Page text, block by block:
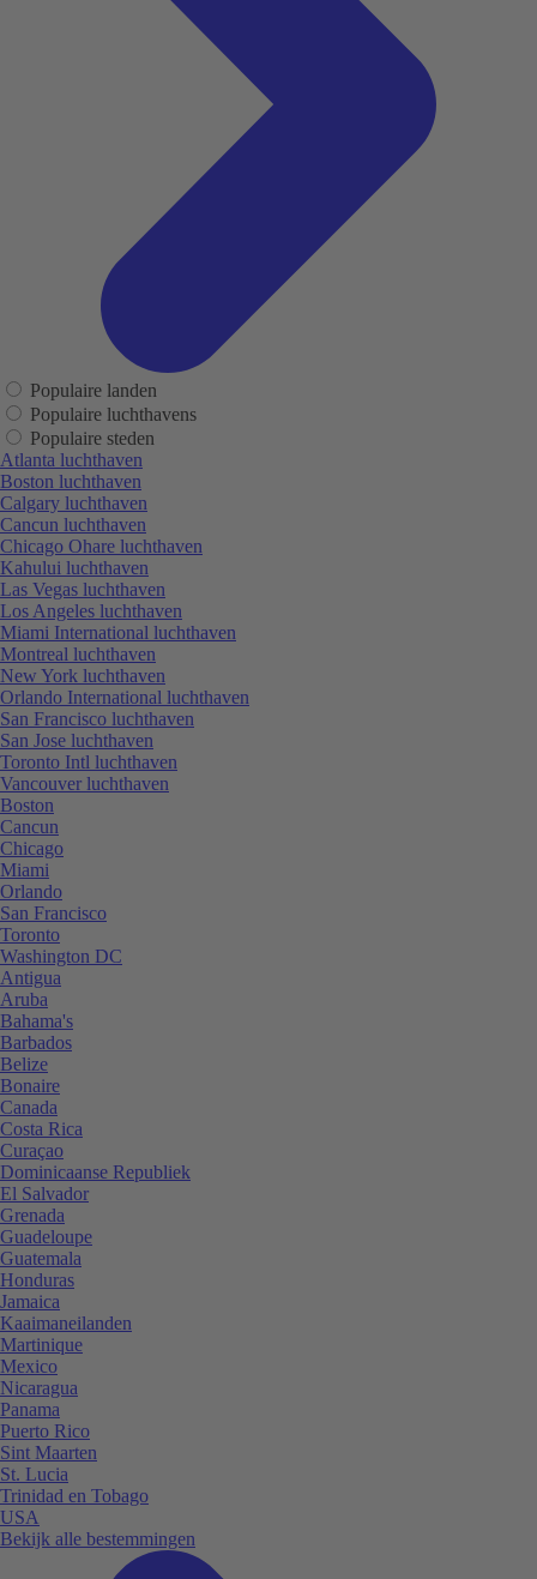
Populaire landen
Populaire luchthavens
Populaire steden
Atlanta luchthaven
Boston luchthaven
Calgary luchthaven
Cancun luchthaven
Chicago Ohare luchthaven
Kahului luchthaven
Las Vegas luchthaven
Los Angeles luchthaven
Miami International luchthaven
Montreal luchthaven
New York luchthaven
Orlando International luchthaven
San Francisco luchthaven
San Jose luchthaven
Toronto Intl luchthaven
Vancouver luchthaven
Boston
Cancun
Chicago
Miami
Orlando
San Francisco
Toronto
Washington DC
Antigua
Aruba
Bahama's
Barbados
Belize
Bonaire
Canada
Costa Rica
Curaçao
Dominicaanse Republiek
El Salvador
Grenada
Guadeloupe
Guatemala
Honduras
Jamaica
Kaaimaneilanden
Martinique
Mexico
Nicaragua
Panama
Puerto Rico
Sint Maarten
St. Lucia
Trinidad en Tobago
USA
Bekijk alle bestemmingen